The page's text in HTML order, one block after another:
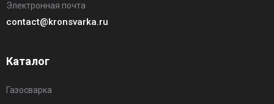
Электронная почта
contact@kronsvarka.ru
Каталог
Газосварка